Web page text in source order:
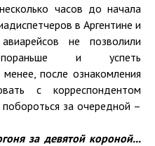
часов до начала
в Аргентине и
не позволили
и успеть
после ознакомления
с корреспондентом
за очередной –
за девятой короной...